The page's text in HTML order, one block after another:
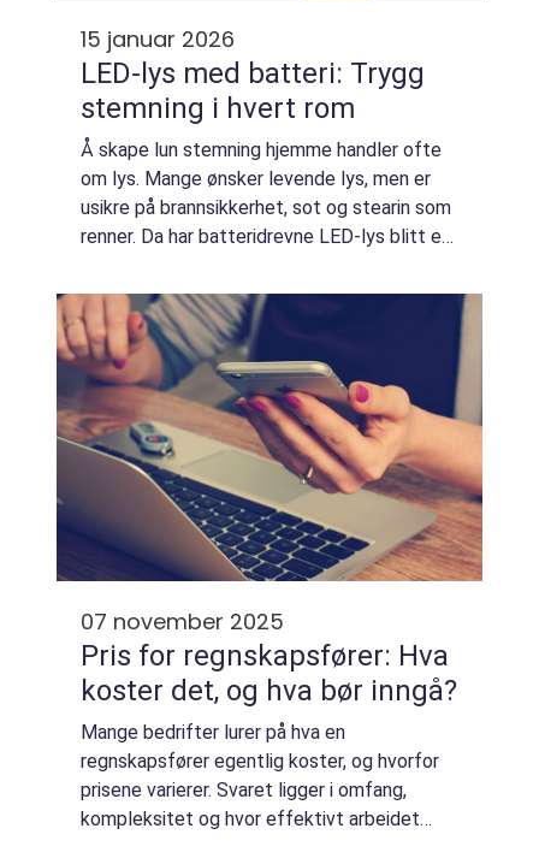
15 januar 2026
LED-lys med batteri: Trygg
stemning i hvert rom
Å skape lun stemning hjemme handler ofte
om lys. Mange ønsker levende lys, men er
usikre på brannsikkerhet, sot og stearin som
renner. Da har batteridrevne LED-lys blitt et
behagelig...
07 november 2025
Pris for regnskapsfører: Hva
koster det, og hva bør inngå?
Mange bedrifter lurer på hva en
regnskapsfører egentlig koster, og hvorfor
prisene varierer. Svaret ligger i omfang,
kompleksitet og hvor effektivt arbeidet